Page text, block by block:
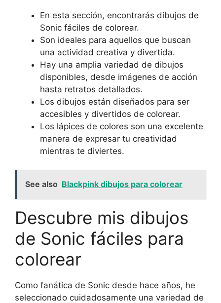
En esta sección, encontrarás dibujos de
Sonic fáciles de colorear.
Son ideales para aquellos que buscan
una actividad creativa y divertida.
Hay una amplia variedad de dibujos
disponibles, desde imágenes de acción
hasta retratos detallados.
Los dibujos están diseñados para ser
accesibles y divertidos de colorear.
Los lápices de colores son una excelente
manera de expresar tu creatividad
mientras te diviertes.
See also Blackpink dibujos para colorear
Descubre mis dibujos
de Sonic fáciles para
colorear
Como fanática de Sonic desde hace años, he
seleccionado cuidadosamente una variedad de